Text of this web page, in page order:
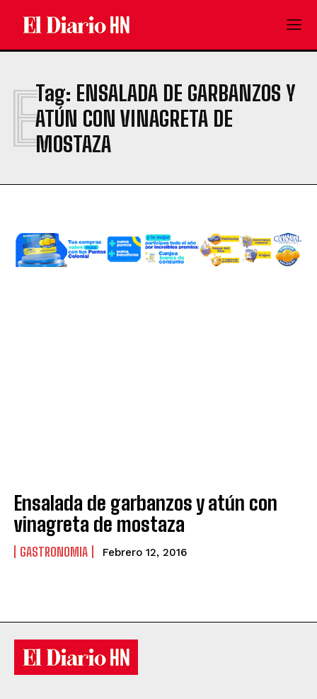
Tag: ENSALADA DE GARBANZOS Y
ATÚN CON VINAGRETA DE
MOSTAZA
E
Ensalada de garbanzos y atún con
vinagreta de mostaza
GASTRONOMIA Febrero 12, 2016